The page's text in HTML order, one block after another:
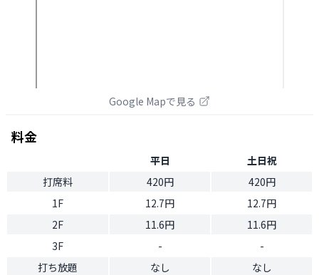
Google Mapで見る
料金
平日
土日祝
打席料
420円
420円
1F
12.7円
12.7円
2F
11.6円
11.6円
3F
-
-
打ち放題
なし
なし